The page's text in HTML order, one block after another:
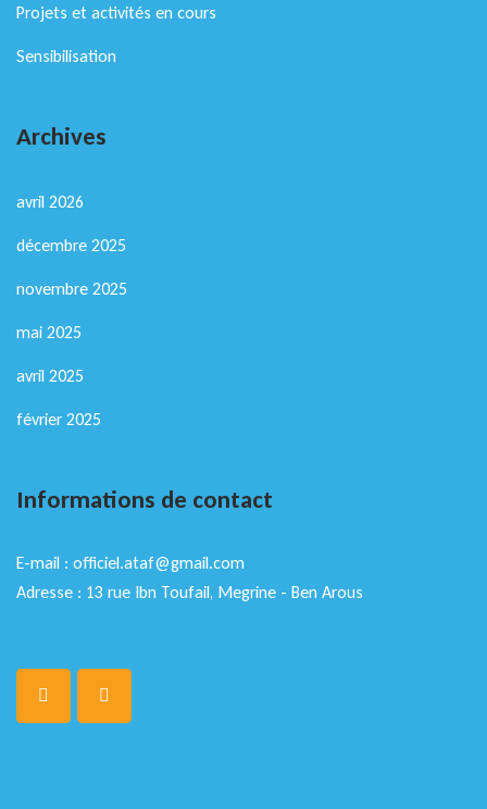
Projets et activités en cours
Sensibilisation
Archives
avril 2026
décembre 2025
novembre 2025
mai 2025
avril 2025
février 2025
Informations de contact
E-mail : officiel.ataf@gmail.com
Adresse : 13 rue Ibn Toufail, Megrine - Ben Arous